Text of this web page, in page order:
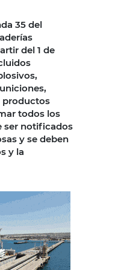
35 del
del 1 de
productos
todos los
ser notificados
y se deben
y la